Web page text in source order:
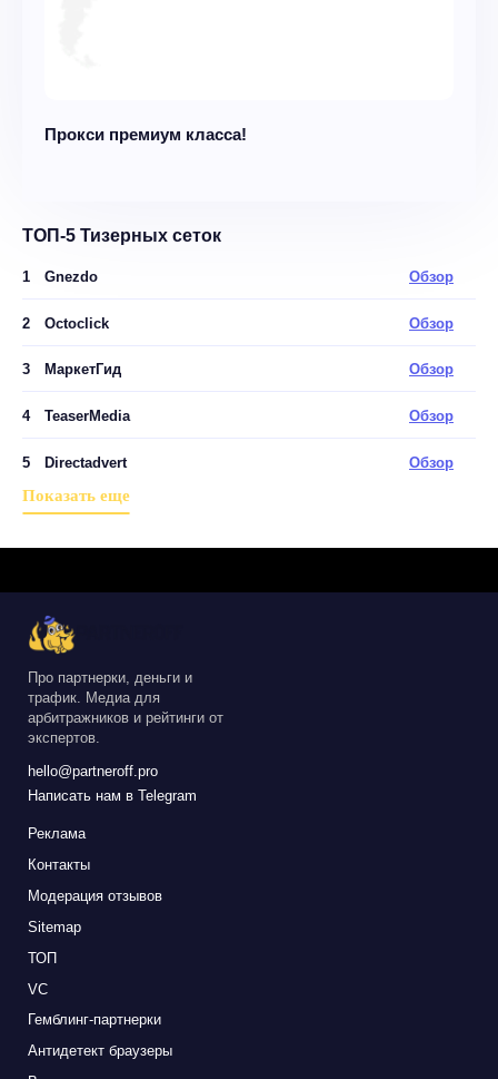
ТОП-5 Тизерных сеток
1 Gnezdo Обзор
2 Octoclick Обзор
3 МаркетГид Обзор
4 TeaserMedia Обзор
5 Directadvert Обзор
Показать еще
Прокси премиум класса!
Про партнерки, деньги и
трафик. Медиа для
арбитражников и рейтинги от
экспертов.
hello@partneroff.pro
Написать нам в Telegram
Реклама
Контакты
Модерация отзывов
Sitemap
ТОП
VC
Гемблинг-партнерки
Антидетект браузеры